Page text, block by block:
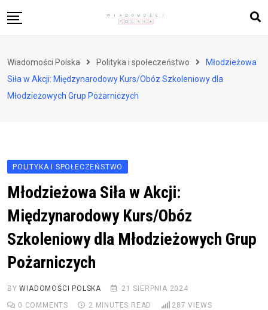
to
Zdrowie i styl życia
Polityka i społeczeństwo
Wiadomości Polska Polityka i społeczeństwo
Młodzieżowa
Siła w Akcji: Międzynarodowy Kurs/Obóz Szkoleniowy dla
Młodzieżowych Grup Pożarniczych
POLITYKA I SPOŁECZEŃSTWO
Młodzieżowa Siła w Akcji:
Międzynarodowy Kurs/Obóz
Szkoleniowy dla Młodzieżowych Grup
Pożarniczych
BYWIADOMOŚCI POLSKA
21 SIERPNIA 2024
0 COMMENTS 2 MINUTES READ 287 VIEWS